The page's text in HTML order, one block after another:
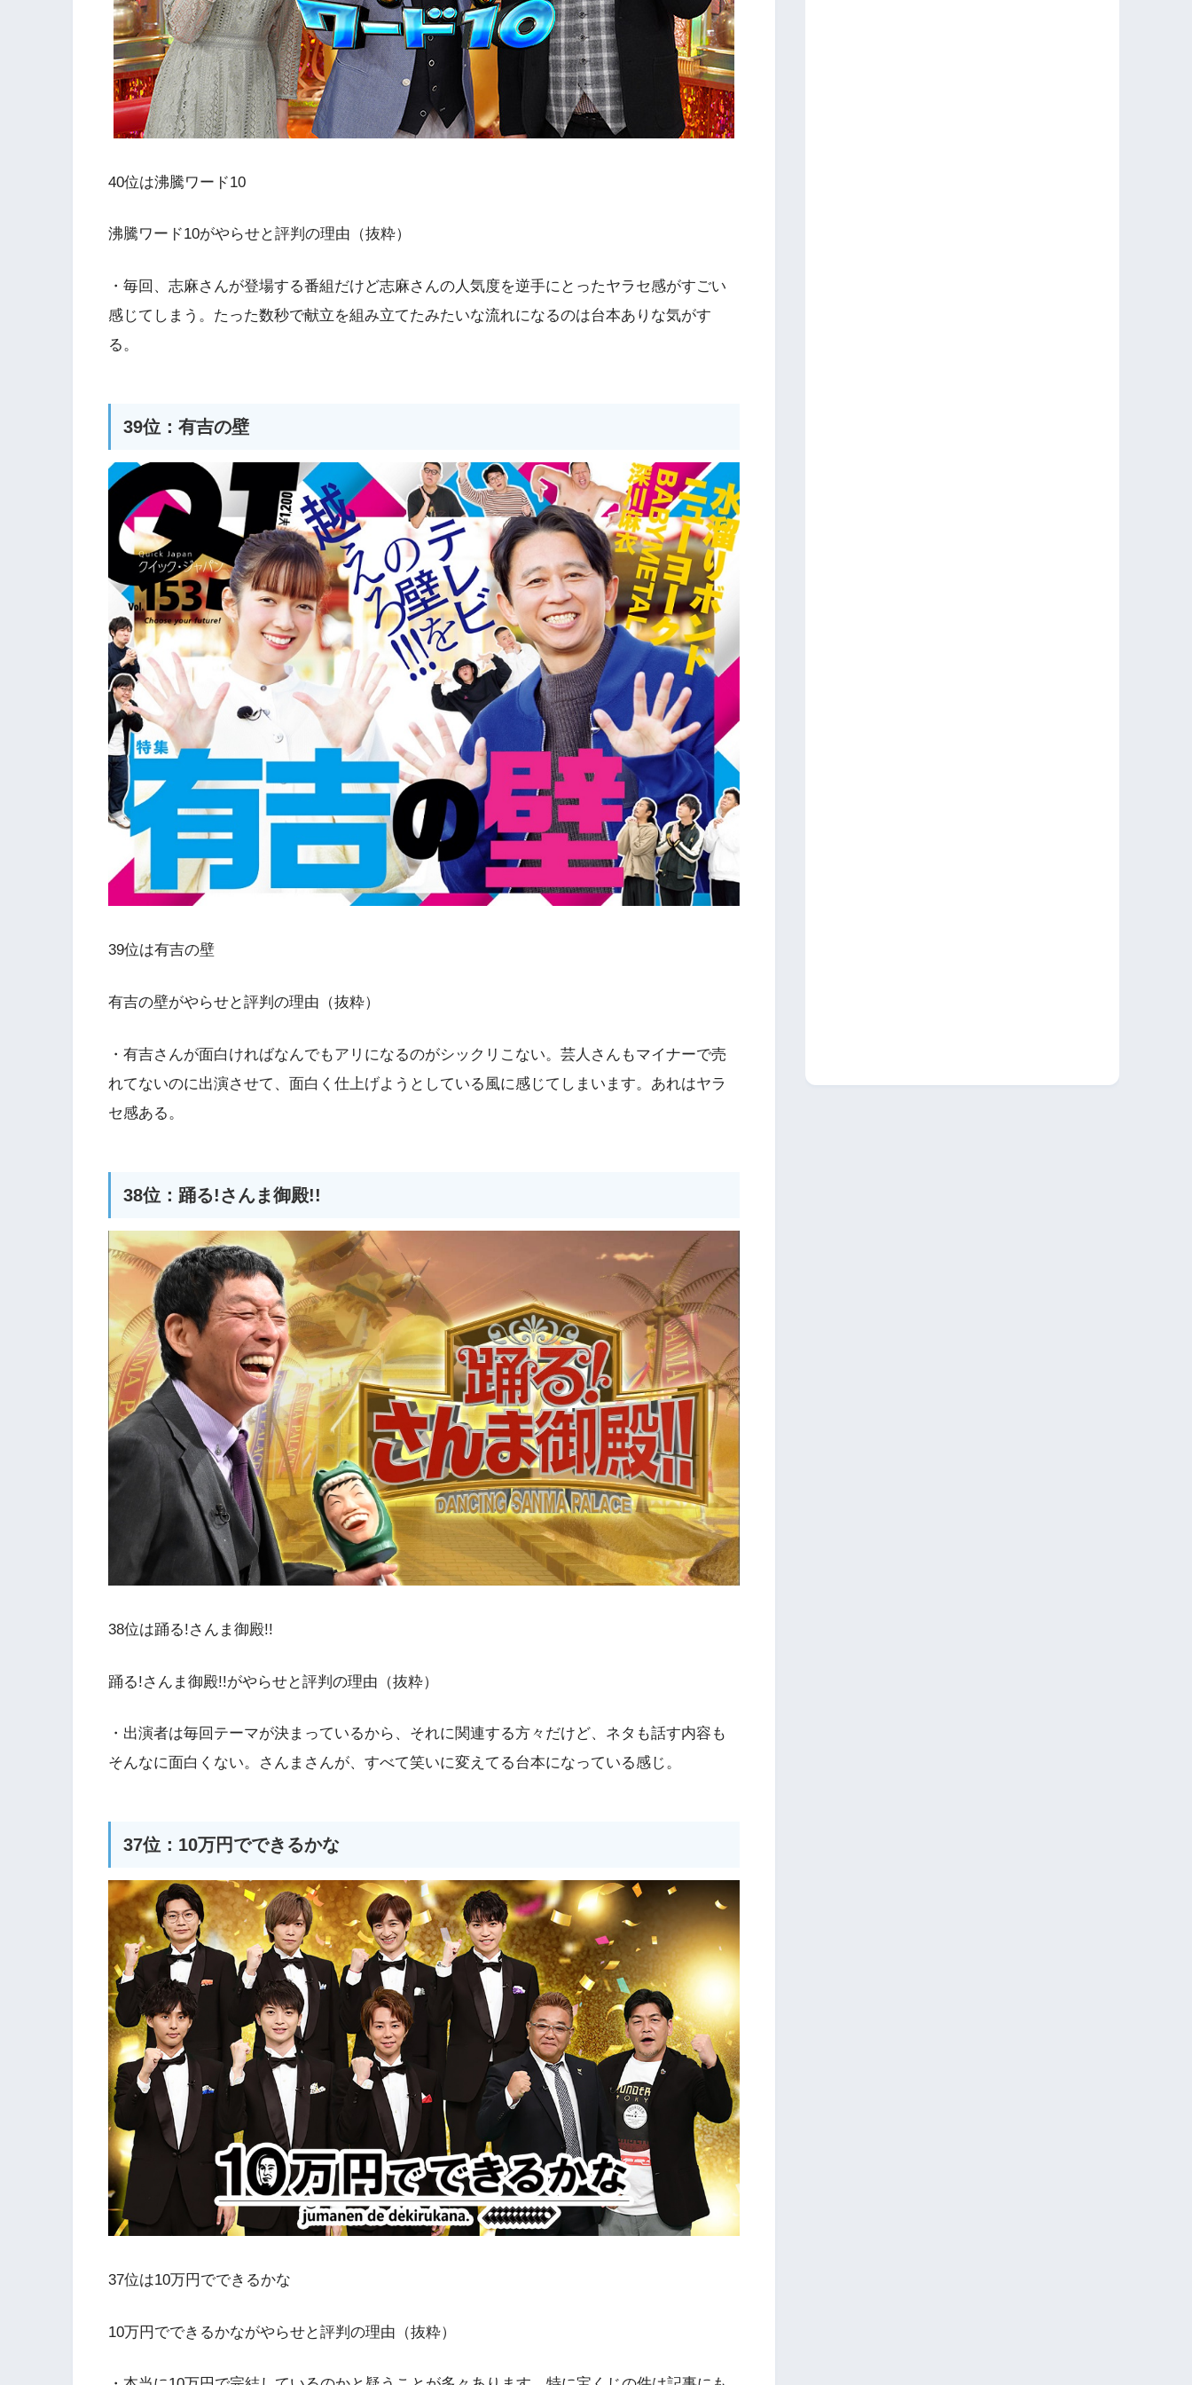
40位は沸騰ワード10
沸騰ワード10がやらせと評判の理由（抜粋）
・毎回、志麻さんが登場する番組だけど志麻さんの人気度を逆手にとったヤラセ感がすごい
感じてしまう。たった数秒で献立を組み立てたみたいな流れになるのは台本ありな気がす
る。
39位：有吉の壁
39位は有吉の壁
有吉の壁がやらせと評判の理由（抜粋）
・有吉さんが面白ければなんでもアリになるのがシックリこない。芸人さんもマイナーで売
れてないのに出演させて、面白く仕上げようとしている風に感じてしまいます。あれはヤラ
セ感ある。
38位：踊る!さんま御殿!!
38位は踊る!さんま御殿!!
踊る!さんま御殿!!がやらせと評判の理由（抜粋）
・出演者は毎回テーマが決まっているから、それに関連する方々だけど、ネタも話す内容も
そんなに面白くない。さんまさんが、すべて笑いに変えてる台本になっている感じ。
37位：10万円でできるかな
37位は10万円でできるかな
10万円でできるかながやらせと評判の理由（抜粋）